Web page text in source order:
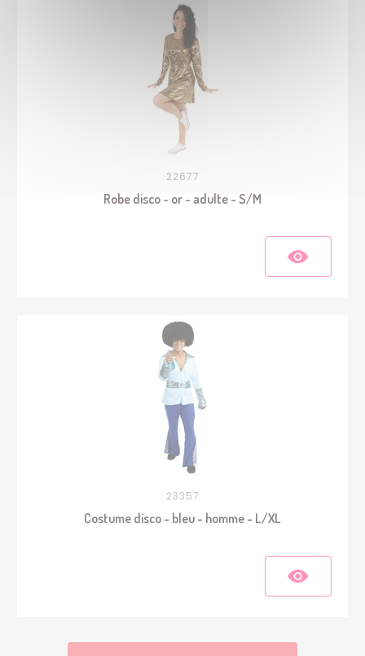
22677
Robe disco - or - adulte - S/M
23357
Costume disco - bleu - homme - L/XL